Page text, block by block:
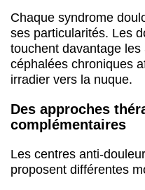
Chaque syndrome
ses particularités. Les
touchent davantage
céphalées chroniques
irradier vers la nuque.
Des approches
complémentaires
Les centres anti-
proposent différentes